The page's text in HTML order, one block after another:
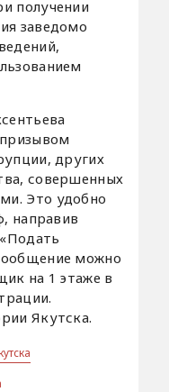
получении
заведомо
других
совершенных
Это удобно
направив
можно
на 1 этаже в
Якутска.